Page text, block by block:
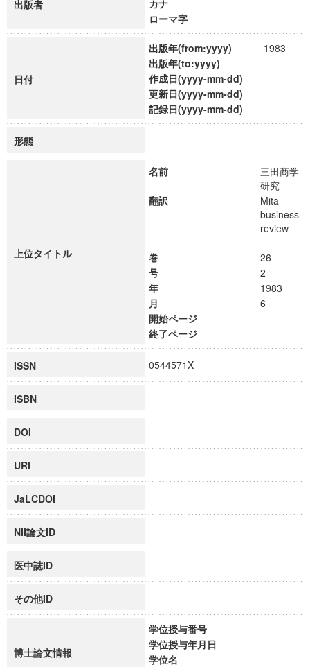
出版者
カナ
ローマ字
日付
出版年(from:yyyy)
1983
出版年(to:yyyy)
作成日(yyyy-mm-dd)
更新日(yyyy-mm-dd)
記録日(yyyy-mm-dd)
形態
上位タイトル
名前
三田商学
研究
翻訳
Mita
business
review
巻
26
号
2
年
1983
月
6
開始ページ
終了ページ
ISSN 0544571X
ISBN
DOI
URI
JaLCDOI
NII論文ID
医中誌ID
その他ID
博士論文情報
学位授与番号
学位授与年月日
学位名